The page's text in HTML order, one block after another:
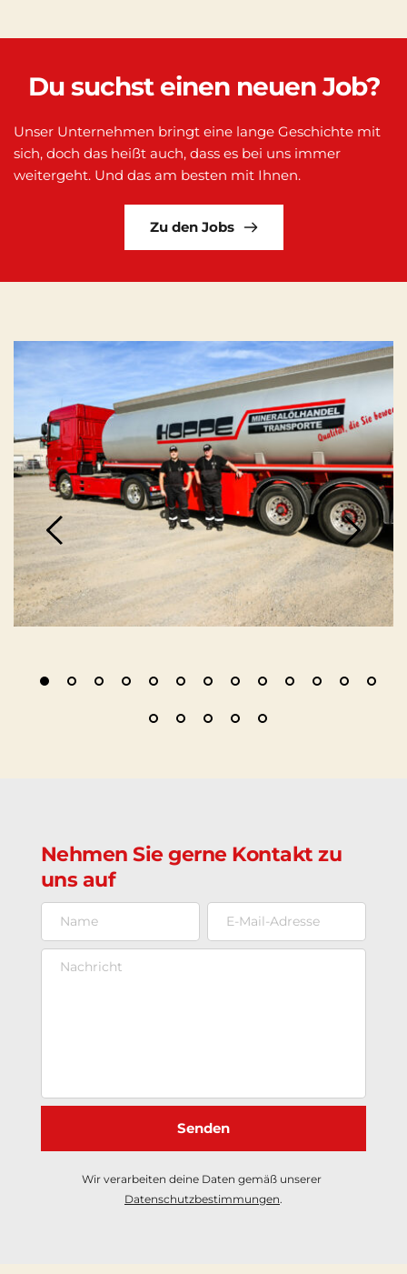
Du suchst einen neuen Job?
Unser Unternehmen bringt eine lange Geschichte mit
sich, doch das heißt auch, dass es bei uns immer
weitergeht. Und das am besten mit Ihnen.
Zu den Jobs
Nehmen Sie gerne Kontakt zu
uns auf
Senden
Datenschutzbestimmungen.